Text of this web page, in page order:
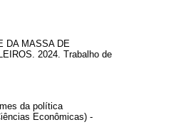
DA MASSA DE
2024. Trabalho de
da política
Econômicas) -